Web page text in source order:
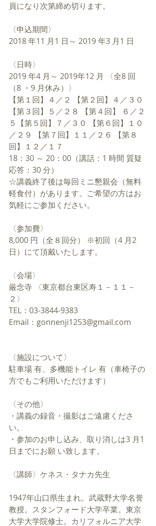
員になり次第締め切ります。
〈申込期間〉
2018 年11 月1 日～ 2019 年3 月1 日
〈日時〉
2019 年4 月～ 2019年12 月 〈全8 回
（8 ・9 月休み）〉
【第１回】４／２ 【第２回】４／３０
【第３回】５／２８ 【第４回】 ６／２
５【第５回】７／３０ 【第６回】１０
／２９ 【第７回】１１／２６ 【第８
回】１２／１７
18：30 ～ 20：00（講話：1 時間 質疑
応答：30 分）
☆講義終了後は毎回ミニ懇親会（無料
軽食付）があります。ご希望の方はお
気軽にご参加ください。
〈参加費〉
8,000 円（全８回分） ※初回（4 月2
日）にて頂戴いたします。
〈会場〉
厳念寺 〈東京都台東区寿１－１１－
２〉
TEL：03-3844-9383
Email：gonnenji1253@gmail.com
〈施設について〉
駐車場 有、多機能トイレ 有（車椅子の
方でもご利用いただけます）
〈その他〉
・講義の録音・撮影はご遠慮くださ
い。
・参加のお申し込み、取り消しは3 月1
日までにお願 い致します。
〈講師〉ケネス・タナカ先生
1947年山口県生まれ。武蔵野大学名誉
教授。スタンフォード大学卒業。東京
大学大学院修士。カリフォルニア大学